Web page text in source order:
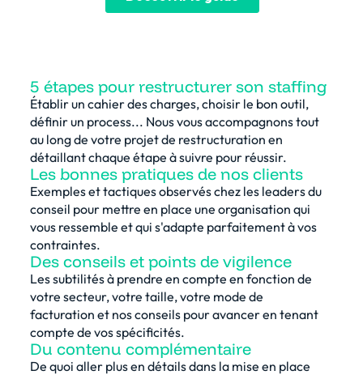
5 étapes pour restructurer son staffing
Établir un cahier des charges, choisir le bon outil,
définir un process... Nous vous accompagnons tout
au long de votre projet de restructuration en
détaillant chaque étape à suivre pour réussir.
Les bonnes pratiques de nos clients
Exemples et tactiques observés chez les leaders du
conseil pour mettre en place une organisation qui
vous ressemble et qui s'adapte parfaitement à vos
contraintes.
Des conseils et points de vigilence
Les subtilités à prendre en compte en fonction de
votre secteur, votre taille, votre mode de
facturation et nos conseils pour avancer en tenant
compte de vos spécificités.
Du contenu complémentaire
De quoi aller plus en détails dans la mise en place